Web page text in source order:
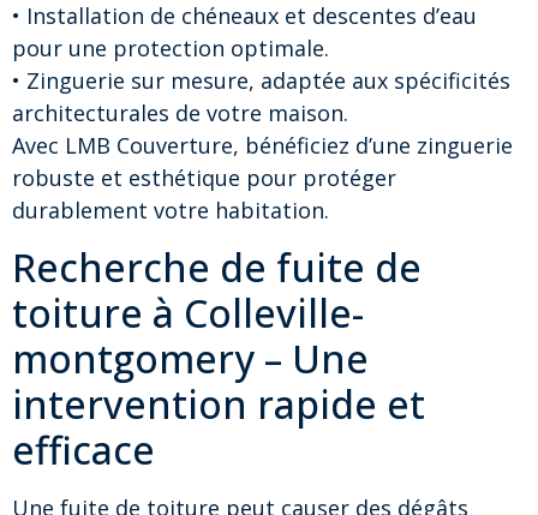
• Installation de chéneaux et descentes d’eau
pour une protection optimale.
• Zinguerie sur mesure, adaptée aux spécificités
architecturales de votre maison.
Avec LMB Couverture, bénéficiez d’une zinguerie
robuste et esthétique pour protéger
durablement votre habitation.
Recherche de fuite de
toiture à Colleville-
montgomery – Une
intervention rapide et
efficace
Une fuite de toiture peut causer des dégâts